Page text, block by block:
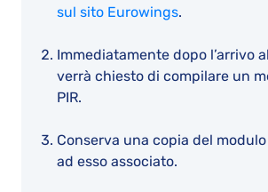
sul sito Eurowings.
Immediatamente dopo l’arrivo
verrà chiesto di compilare un
PIR.
Conserva una copia del
ad esso associato.